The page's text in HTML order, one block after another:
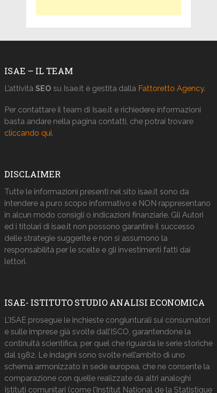
ISAE – IL TEAM
L’attività SEO su Isae.it è gestita dalla Fattoretto Agency.
Per contattare il team di Isae.it e richiedere informazioni
basta andare nella pagina contatti, che potrai trovare
cliccando qui.
DISCLAIMER
Tutte le informazioni presenti nel sito isae.it sono da
intendere a puro scopo informativo e NON rappresentano
in alcun modo consigli o indicazioni finanziarie. Gli Autori
ed i titolari di isae.it non possono garantire il successo
delle strategie suggerite e non si assumono la
responsabilità per le scelte e gli investimenti fatti dai
lettori.
ISAE- ISTITUTO STUDIO ANALISI ECONOMICA
L’ISAE prosegue le inchieste congiunturali sui consumatori
e sulle imprese già svolte dall’ISCO, garantendone la
continuità scientifica, per quel che riguarda le serie storiche
dal 1982. Le indagini sono svolte nell’ambito di uno
schema armonizzato in sede europea, che ne consente la
comparazione con quelle realizzate da altri analoghi
Istituti comunitari (come l’Institut National de la Statistique